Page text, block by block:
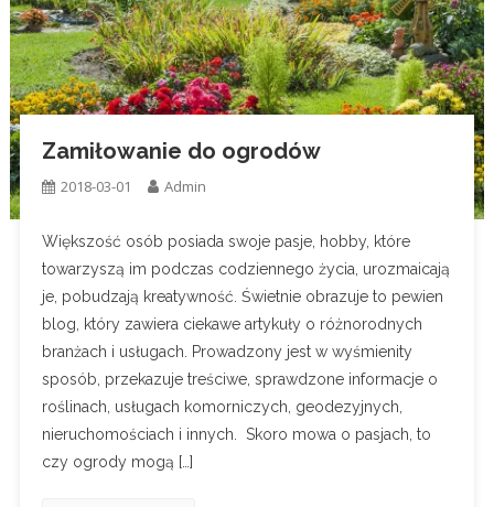
Zamiłowanie do ogrodów
2018-03-01 Admin
Większość osób posiada swoje pasje, hobby, które
towarzyszą im podczas codziennego życia, urozmaicają
je, pobudzają kreatywność. Świetnie obrazuje to pewien
blog, który zawiera ciekawe artykuły o różnorodnych
branżach i usługach. Prowadzony jest w wyśmienity
sposób, przekazuje treściwe, sprawdzone informacje o
roślinach, usługach komorniczych, geodezyjnych,
nieruchomościach i innych. Skoro mowa o pasjach, to
czy ogrody mogą […]